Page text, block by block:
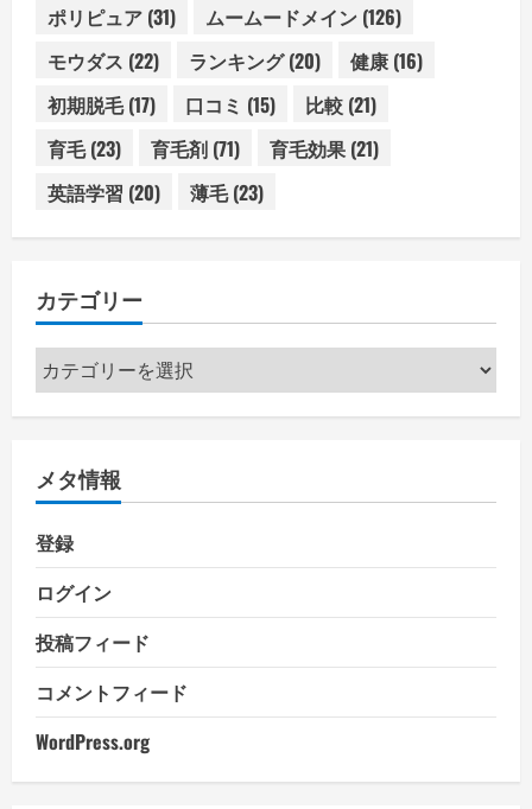
ポリピュア (31) ムームードメイン (126)
モウダス (22) ランキング(20) 健康 (16)
初期脱毛(17) 口コミ (15) 比較 (21)
育毛(23) 育毛剤 (71) 育毛効果 (21)
英語学習 (20) 薄毛(23)
カテゴリー
カ
テ
ー
メタ情報
登録
ログイン
投稿フィード
コメントフィード
WordPress.org